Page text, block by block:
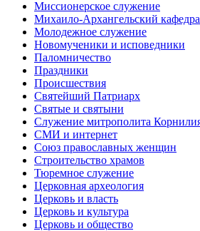
Миссионерское служение
Михаило-Архангельский
Молодежное служение
Новомученики и исповедники
Паломничество
Праздники
Происшествия
Святейший Патриарх
Святые и святыни
Служение митрополита
СМИ и интернет
Союз православных женщин
Строительство храмов
Тюремное служение
Церковная археология
Церковь и власть
Церковь и культура
Церковь и общество